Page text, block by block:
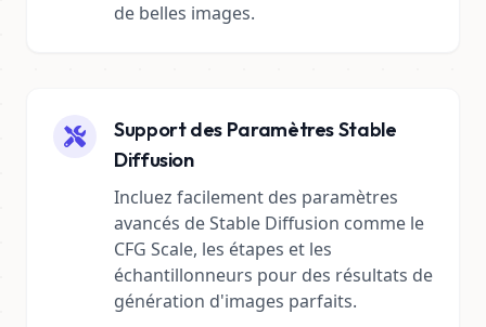
de belles images.
Support des Paramètres Stable
Diffusion
Incluez facilement des paramètres
avancés de Stable Diffusion comme le
CFG Scale, les étapes et les
échantillonneurs pour des résultats de
génération d'images parfaits.